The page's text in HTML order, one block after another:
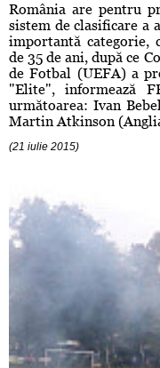
România are pentru
sistem de clasificare a
importantă categorie,
de 35 de ani, după ce
de Fotbal (UEFA) a
"Elite", informează
următoarea: Ivan
Martin Atkinson
(21 iulie 2015)